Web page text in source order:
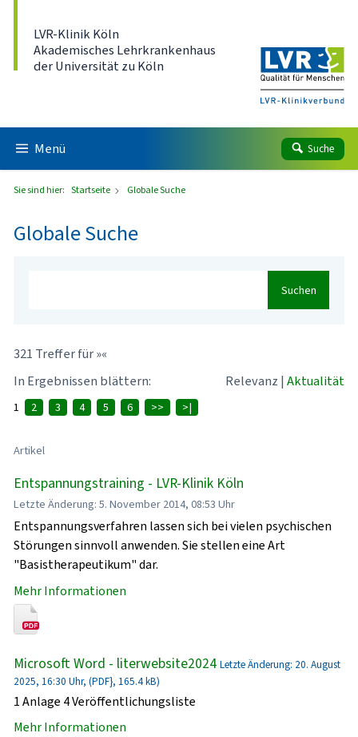
LVR-Klinik Köln
Akademisches Lehrkrankenhaus
der Universität zu Köln
Menü Suche
Sie sind hier: Startseite Globale Suche
Globale Suche
Suchen
321 Treffer für »«
In Ergebnissen blättern:
Relevanz | Aktualität
1 2 3 4 5 6 >> >|
Artikel
Entspannungstraining - LVR-Klinik Köln
Letzte Änderung: 5. November 2014, 08:53 Uhr
Entspannungsverfahren lassen sich bei vielen psychischen
Störungen sinnvoll anwenden. Sie stellen eine Art
"Basistherapeutikum" dar.
Mehr Informationen
Microsoft Word - literwebsite2024 Letzte Änderung: 20. August
2025, 16:30 Uhr, (PDF}, 165.4 kB)
1 Anlage 4 Veröffentlichungsliste
Mehr Informationen